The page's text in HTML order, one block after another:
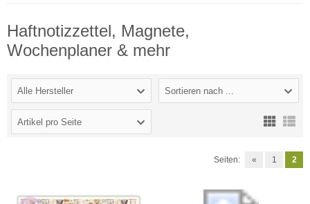
Haftnotizzettel, Magnete,
Wochenplaner & mehr
Alle Hersteller Sortieren nach ...
Artikel pro Seite
Seiten: « 1 2